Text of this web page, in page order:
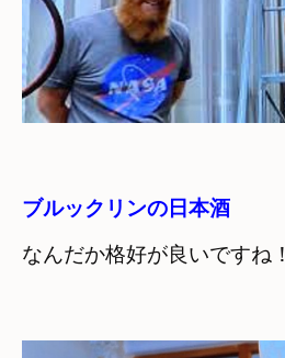
ブルックリンの日本酒
なんだか格好が良いですね！